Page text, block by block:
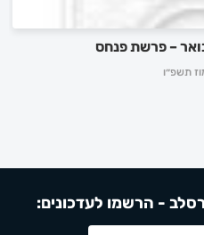
– פרשת פנחס
תשפ״ו
- הרשמו לעדכונים: